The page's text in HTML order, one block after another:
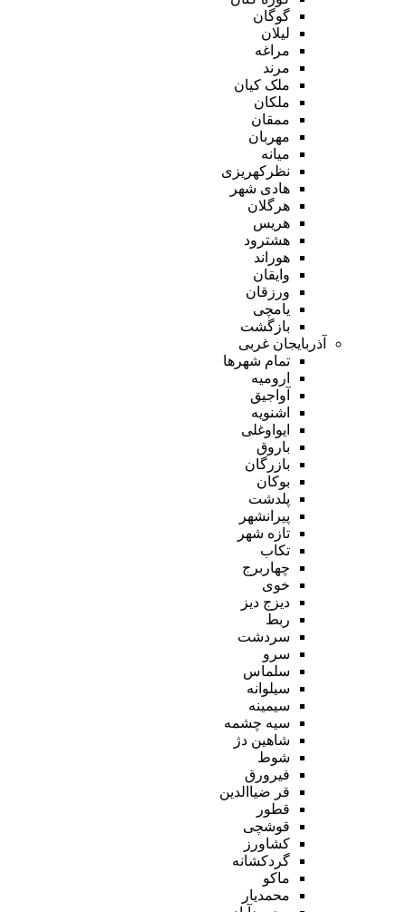
گوگان
لیلان
مراغه
مرند
ملک کیان
ملکان
ممقان
مهربان
میانه
نظرکهریزی
هادی شهر
هرگلان
هریس
هشترود
هوراند
وایقان
ورزقان
یامچی
بازگشت
آذربایجان غربی
تمام شهر‌ها
ارومیه
آواجیق
اشنویه
ایواوغلی
باروق
بازرگان
بوکان
پلدشت
پیرانشهر
تازه شهر
تکاب
چهاربرج
خوی
دیزج دیز
ربط
سردشت
سرو
سلماس
سیلوانه
سیمینه
سیه چشمه
شاهین دژ
شوط
فیرورق
قر ضیاالدین
قطور
قوشچی
کشاورز
گردکشانه
ماکو
محمدیار